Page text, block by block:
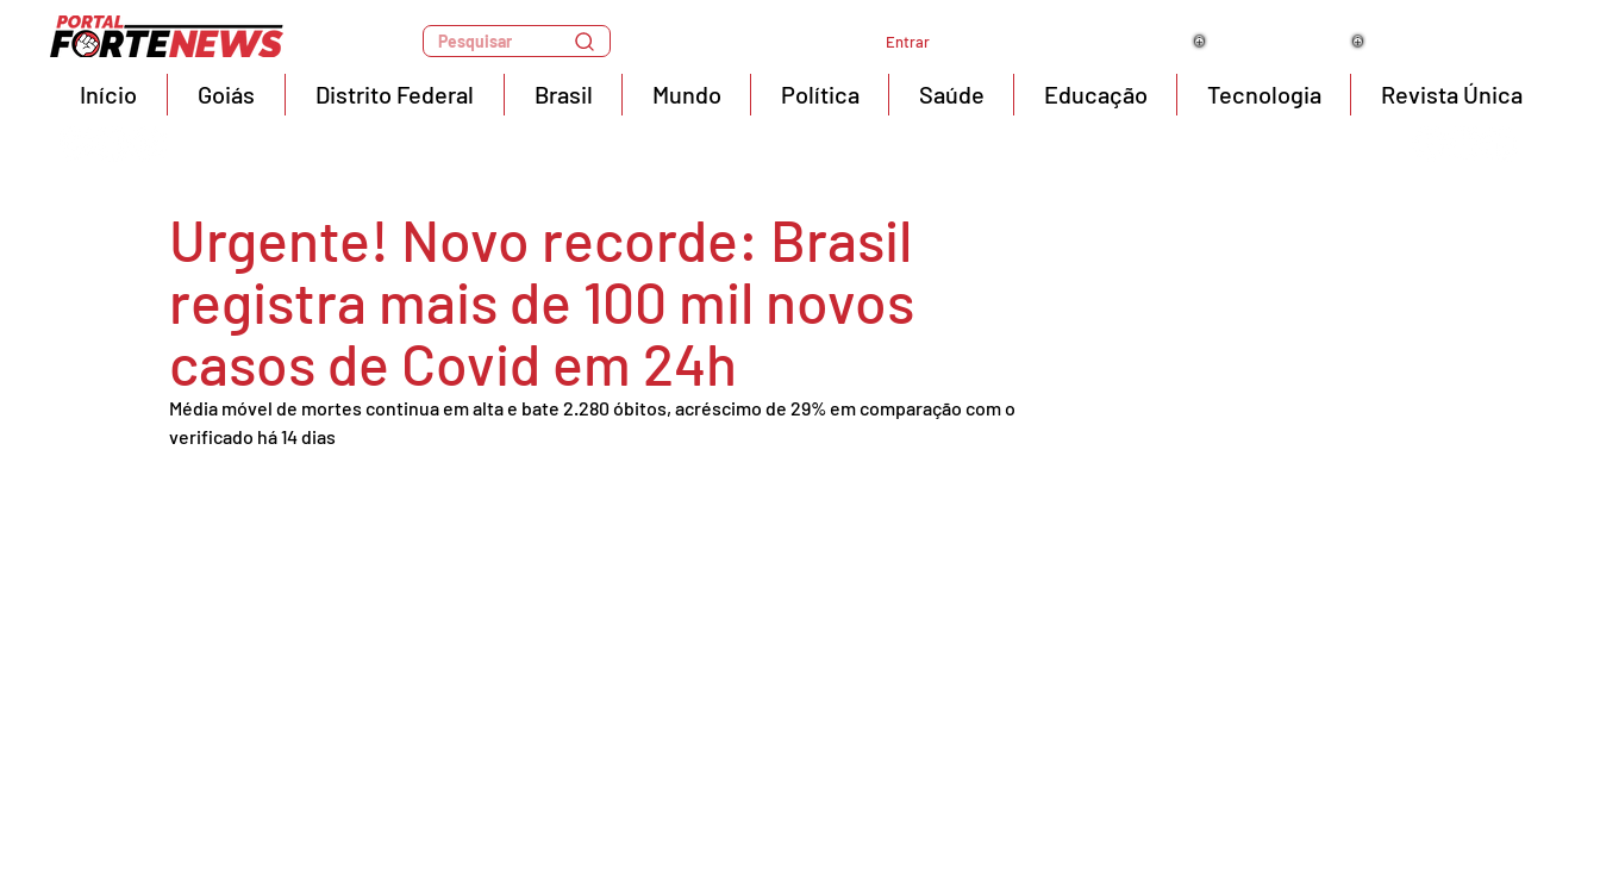
Pesquisar Entrar
Início
Goiás Distrito Federal Brasil Mundo Política Saúde Educação Tecnologia Revista Única
Urgente! Novo recorde: Brasil
registra mais de 100 mil novos
casos de Covid em 24h
Média móvel de mortes continua em alta e bate 2.280 óbitos, acréscimo de 29% em comparação com o
verificado há 14 dias